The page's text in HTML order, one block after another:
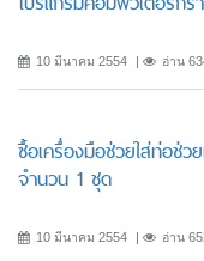
10 มีนาคม 2554 อ่าน
ซื้อเครื่องมือช่วยใส่ท่อ
จำนวน 1 ชุด
10 มีนาคม 2554 อ่าน